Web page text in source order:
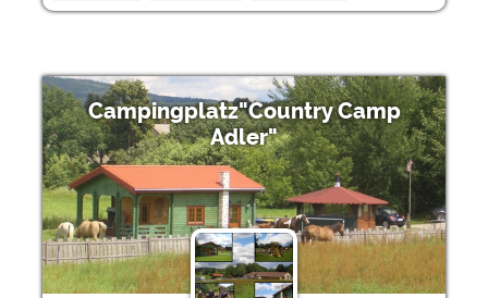
Campingplatz"Country Camp
Adler"